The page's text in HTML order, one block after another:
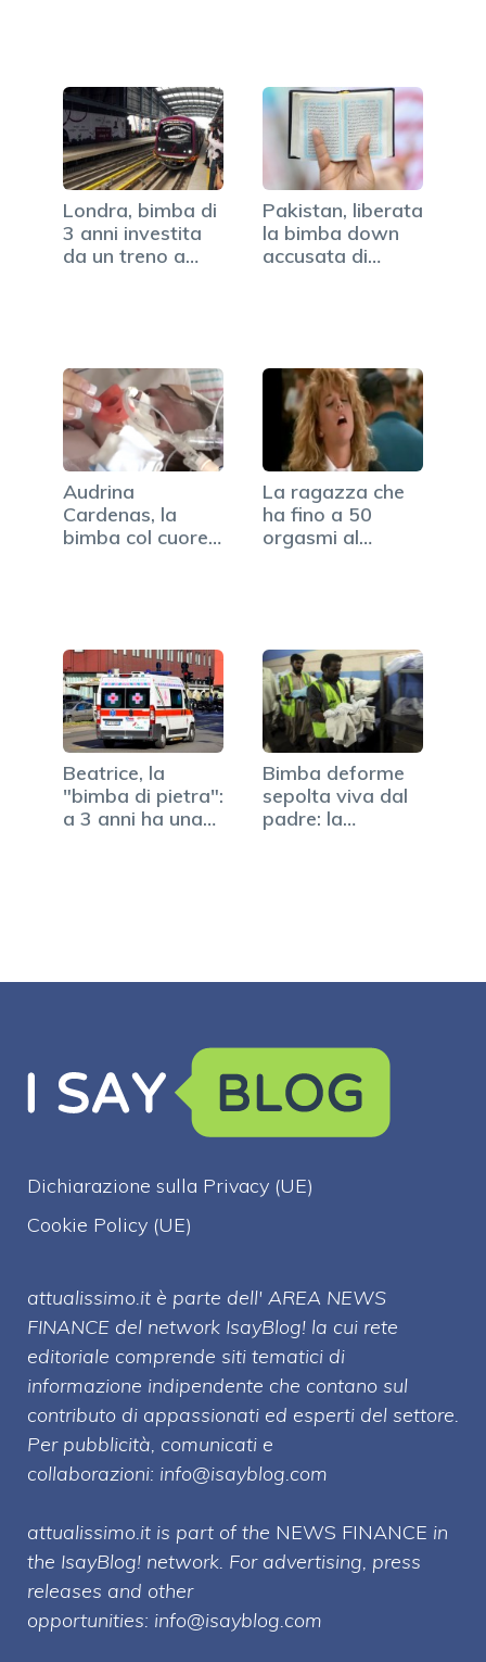
Londra, bimba di
3 anni investita
da un treno a
Pakistan, liberata
la bimba down
accusata di
Audrina
Cardenas, la
bimba col cuore
La ragazza che
ha fino a 50
orgasmi al
Beatrice, la
"bimba di pietra":
a 3 anni ha una…
Bimba deforme
sepolta viva dal
padre: la
Dichiarazione sulla Privacy (UE)
Cookie Policy (UE)
attualissimo.it è parte dell' AREA NEWS
FINANCE del network IsayBlog! la cui rete
editoriale comprende siti tematici di
informazione indipendente che contano sul
contributo di appassionati ed esperti del settore.
Per pubblicità, comunicati e
collaborazioni: info@isayblog.com
attualissimo.it is part of the NEWS FINANCE in
the IsayBlog! network. For advertising, press
releases and other
opportunities: info@isayblog.com